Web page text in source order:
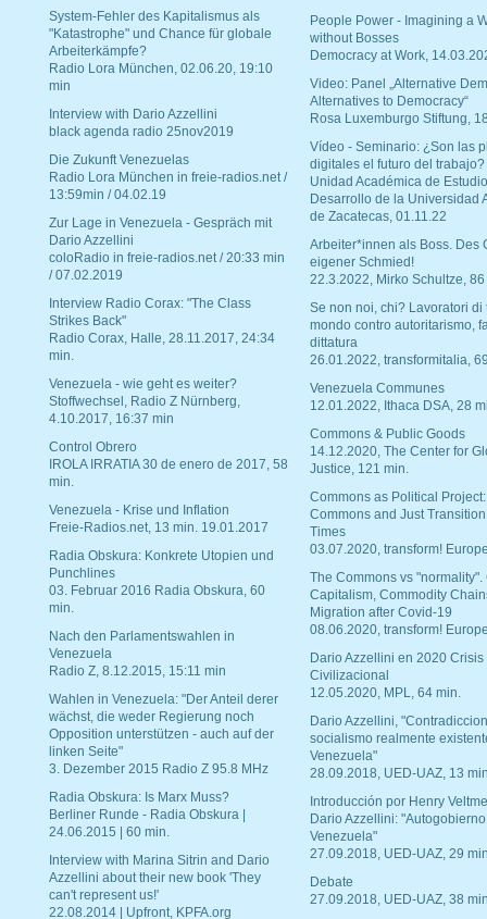
System-Fehler des Kapitalismus als
"Katastrophe" und Chance für globale
Arbeiterkämpfe?
Radio Lora München, 02.06.20, 19:10
min
Interview with Dario Azzellini
black agenda radio 25nov2019
Die Zukunft Venezuelas
Radio Lora München in freie-radios.net /
13:59min / 04.02.19
Zur Lage in Venezuela - Gespräch mit
Dario Azzellini
coloRadio in freie-radios.net / 20:33 min
/ 07.02.2019
Interview Radio Corax: "The Class
Strikes Back"
Radio Corax, Halle, 28.11.2017, 24:34
min.
Venezuela - wie geht es weiter?
Stoffwechsel, Radio Z Nürnberg,
4.10.2017, 16:37 min
Control Obrero
IROLA IRRATIA 30 de enero de 2017, 58
min.
Venezuela - Krise und Inflation
Freie-Radios.net, 13 min. 19.01.2017
Radia Obskura: Konkrete Utopien und
Punchlines
03. Februar 2016 Radia Obskura, 60
min.
Nach den Parlamentswahlen in
Venezuela
Radio Z, 8.12.2015, 15:11 min
Wahlen in Venezuela: "Der Anteil derer
wächst, die weder Regierung noch
Opposition unterstützen - auch auf der
linken Seite"
3. Dezember 2015 Radio Z 95.8 MHz
Radia Obskura: Is Marx Muss?
Berliner Runde - Radia Obskura |
24.06.2015 | 60 min.
Interview with Marina Sitrin and Dario
Azzellini about their new book 'They
can't represent us!'
22.08.2014 | Upfront, KPFA.org
People Power - Imagining a
without Bosses
Democracy at Work,
Video: Panel „Alternative
Alternatives to Democracy“
Rosa Luxemburgo Stiftung,
Vídeo - Seminario: ¿Son las
digitales el futuro del trabajo?
Unidad Académica de
Desarrollo de la Universidad
de Zacatecas, 01.11.22
Arbeiter*innen als Boss. Des
eigener Schmied!
22.3.2022, Mirko Schultze, 86
Se non noi, chi? Lavoratori di
mondo contro autoritarismo,
dittatura
26.01.2022, transformitalia,
Venezuela Communes
12.01.2022, Ithaca DSA, 28
Commons & Public Goods
14.12.2020, The Center for
Justice, 121 min.
Commons as Political Project:
Commons and Just
Times
03.07.2020, transform!
The Commons vs "normality".
Capitalism, Commodity
Migration after Covid-19
08.06.2020, transform!
Dario Azzellini en 2020 Crisis
Civilizacional
12.05.2020, MPL, 64 min.
Dario Azzellini,
socialismo realmente
Venezuela"
28.09.2018, UED-UAZ, 13
Introducción por Henry
Dario Azzellini:
Venezuela"
27.09.2018, UED-UAZ, 29
Debate
27.09.2018, UED-UAZ, 38